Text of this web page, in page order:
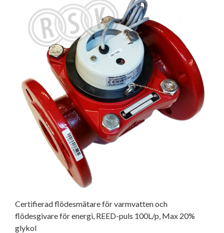
Certifierad flödesmätare för varmvatten och
flödesgivare för energi, REED-puls 100L/p, Max 20%
glykol